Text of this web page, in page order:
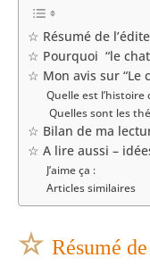
☆ Résumé de
☆ Pourquoi “le
☆ Mon avis sur “Le
Quelle est l’histoire
Quelles sont les
☆ Bilan de ma
☆ A lire aussi –
J’aime ça :
Articles similaires
☆ Résumé